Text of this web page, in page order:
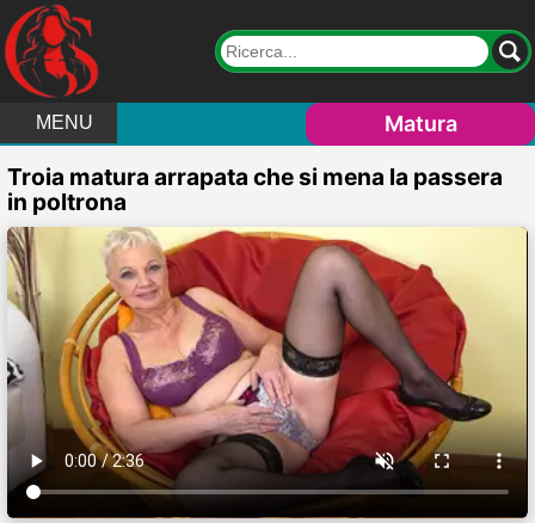
MENU Matura
Troia matura arrapata che si mena la passera
in poltrona